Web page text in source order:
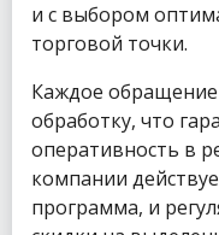
и с выбором
торговой точки.
Каждое
обработку, что
оперативность в
компании
программа, и